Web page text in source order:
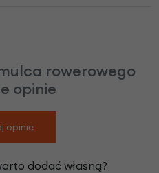
rowerowego
opinie
opinię
dodać własną?